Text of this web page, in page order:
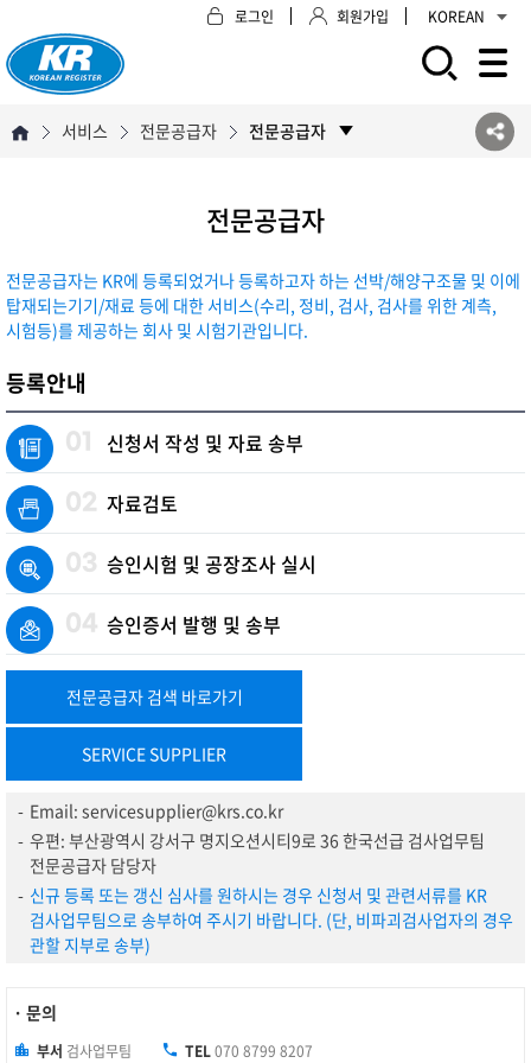
로그인 회원가입 KOREAN
서비스 전문공급자 전문공급자
전문공급자
전문공급자는 KR에 등록되었거나 등록하고자 하는 선박/해양구조물 및 이에
탑재되는기기/재료 등에 대한 서비스(수리, 정비, 검사, 검사를 위한 계측,
시험등)를 제공하는 회사 및 시험기관입니다.
등록안내
01 신청서 작성 및 자료 송부
02 자료검토
03 승인시험 및 공장조사 실시
04 승인증서 발행 및 송부
전문공급자 검색 바로가기
SERVICE SUPPLIER
- Email: servicesupplier@krs.co.kr
- 우편: 부산광역시 강서구 명지오션시티9로 36 한국선급 검사업무팀
전문공급자 담당자
- 신규 등록 또는 갱신 심사를 원하시는 경우 신청서 및 관련서류를 KR
검사업무팀으로 송부하여 주시기 바랍니다. (단, 비파괴검사업자의 경우
관할 지부로 송부)
· 문의
부서 검사업무팀 TEL070 8799 8207